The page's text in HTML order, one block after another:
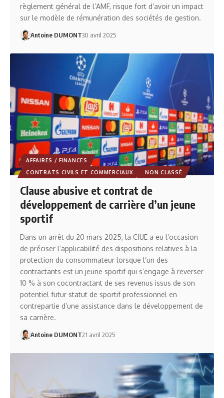
règlement général de l’AMF, risque fort d’avoir un impact
sur le modèle de rémunération des sociétés de gestion.
Antoine DUMONT30 avril 2025
AFFAIRES / FINANCES
CONTRATS CIVILS ET COMMERCIAUX
NON CLASSÉ
Clause abusive et contrat de
développement de carrière d’un jeune
sportif
Dans un arrêt du 20 mars 2025, la CJUE a eu l’occasion
de préciser l’applicabilité des dispositions relatives à la
protection du consommateur lorsque l’un des
contractants est un jeune sportif qui s’engage à reverser
10 % à son cocontractant de ses revenus issus de son
potentiel futur statut de sportif professionnel en
contrepartie d’une assistance dans le développement de
sa carrière.
Antoine DUMONT21 avril 2025